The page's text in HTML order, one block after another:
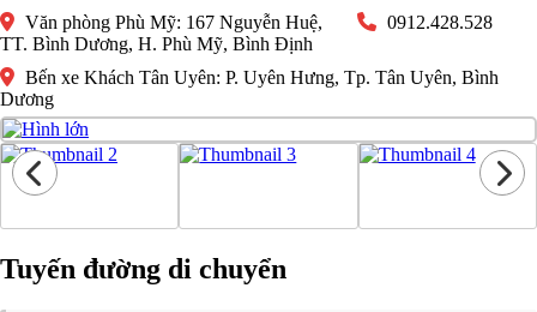
Văn phòng Phù Mỹ: 167 Nguyễn Huệ,
TT. Bình Dương, H. Phù Mỹ, Bình Định
0912.428.528
Bến xe Khách Tân Uyên: P. Uyên Hưng, Tp. Tân Uyên, Bình
Dương
Tuyến đường di chuyển